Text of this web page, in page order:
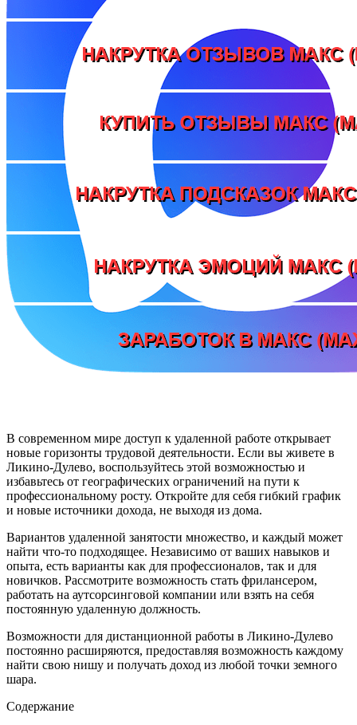
В современном мире доступ к удаленной работе открывает
новые горизонты трудовой деятельности. Если вы живете в
Ликино-Дулево, воспользуйтесь этой возможностью и
избавьтесь от географических ограничений на пути к
профессиональному росту. Откройте для себя гибкий график
и новые источники дохода, не выходя из дома.
Вариантов удаленной занятости множество, и каждый может
найти что-то подходящее. Независимо от ваших навыков и
опыта, есть варианты как для профессионалов, так и для
новичков. Рассмотрите возможность стать фрилансером,
работать на аутсорсинговой компании или взять на себя
постоянную удаленную должность.
Возможности для дистанционной работы в Ликино-Дулево
постоянно расширяются, предоставляя возможность каждому
найти свою нишу и получать доход из любой точки земного
шара.
Содержание